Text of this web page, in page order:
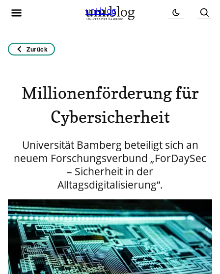
uni-blog
Zurück
Millionenförderung für
Cybersicherheit
Universität Bamberg beteiligt sich an
neuem Forschungsverbund „ForDaySec
– Sicherheit in der
Alltagsdigitalisierung“.